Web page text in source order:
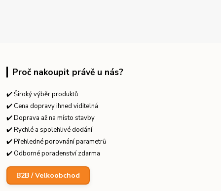
Proč nakoupit právě u nás?
✔️ Široký výběr produktů
✔️ Cena dopravy ihned viditelná
✔️ Doprava až na místo stavby
✔️ Rychlé a spolehlivé dodání
✔️ Přehledné porovnání parametrů
✔️ Odborné poradenství zdarma
B2B / Velkoobchod